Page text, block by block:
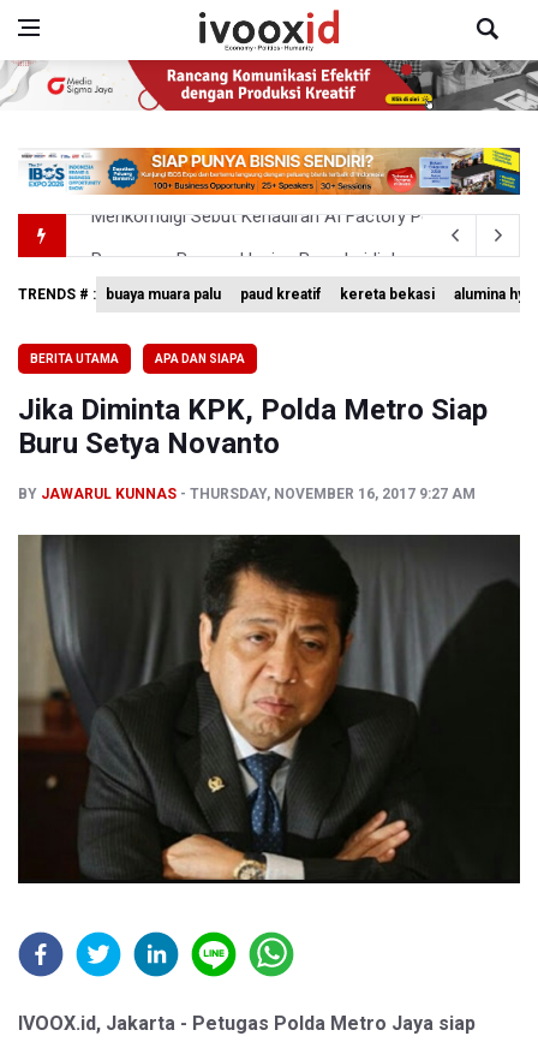
Perumnas Bangun Hunian Bersubsidi dengan Konsep
Bank Indonesia Sebut Cadangan Devisa Akhir Juli
Pendakian Gunung Gede Pangrango Ditutup karena
Menkomdigi Sebut Kehadiran AI Factory Perkuat Posisi
TRENDS # : buaya muara palu paud kreatif kereta bekasi alumina
BERITA UTAMA APA DAN SIAPA
Jika Diminta KPK, Polda Metro Siap
Buru Setya Novanto
BY JAWARUL KUNNAS THURSDAY, NOVEMBER 16, 2017 9:27 AM
IVOOX.id, Jakarta - Petugas Polda Metro Jaya siap